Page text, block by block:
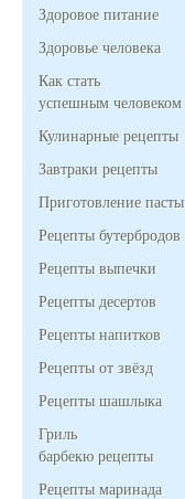
Здоровое питание
Здоровье человека
Как стать
успешным человеком
Кулинарные рецепты
Завтраки рецепты
Приготовление пасты
Рецепты бутербродов
Рецепты выпечки
Рецепты десертов
Рецепты напитков
Рецепты от звёзд
Рецепты шашлыка
Гриль
барбекю рецепты
Рецепты маринада